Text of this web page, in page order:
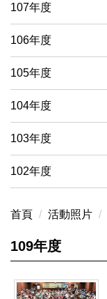
107年度
106年度
105年度
104年度
103年度
102年度
首頁 活動照片
109年度